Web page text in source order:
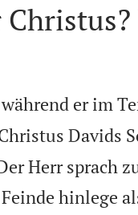
er im
Davids
Herr sprach
hinlege